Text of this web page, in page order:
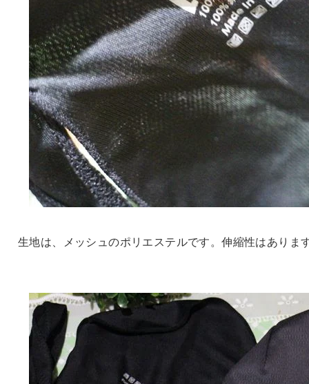
生地は、メッシュのポリエステルです。伸縮性はありま